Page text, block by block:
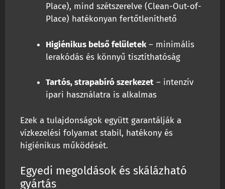
Place), mind szétszerelve (Clean-Out-of-
Place) hatékonyan fertőtleníthető
Higiénikus belső felületek– minimális
lerakódás és könnyű tisztíthatóság
Tartós, strapabíró szerkezet – intenzív
ipari használatra is alkalmas
Ezek a tulajdonságok együtt garantálják a
vízkezelési folyamat stabil, hatékony és
higiénikus működését.
Egyedi megoldások és skálázható
gyártás